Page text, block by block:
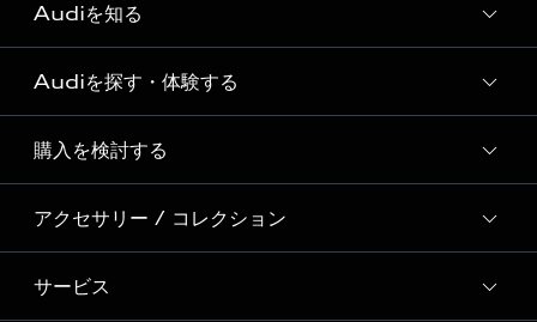
Audiを知る
Audi ブランド
Story of Progress
Audi Sport
Formula 1®
デジタルサービス
Audiを探す・体験する
ディーラー検索
新車在庫検索
試乗車・展示車検索
見積り依頼
購入を検討する
モデル一覧
特別仕様モデル / 限定モデル
アクセサリー / コレクション
純正アクセサリー
サービス